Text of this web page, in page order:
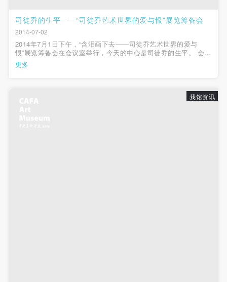
司徒乔的生平——“司徒乔艺术世界的爱与恨”展览筹备会
2014-07-02
2014年7月1日下午，“含泪画下去——司徒乔艺术世界的爱与
恨”展览筹备会在会议室举行，今天的中心是司徒乔的生平。 会议
以司徒乔先生的女儿司徒双与本次展览策划、人文学院副教授曹
庆晖老师对话的方式展开，策展助理、典藏部主任李垚辰和策展
更多
我馆资讯